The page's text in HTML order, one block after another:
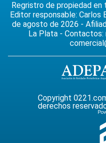
Regristro de propiedad en
Editor responsable: Carlos
de agosto de 2026 -
La Plata - Contactos:
Copyright
derechos